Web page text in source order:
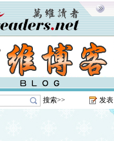
搜索>> 发